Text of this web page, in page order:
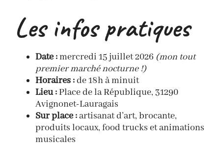
Les infos pratiques
Date :mercredi 15 juillet 2026 (mon tout
premier marché nocturne !)
Horaires :de 18h à minuit
Lieu :Place de la République, 31290
Avignonet-Lauragais
Sur place :artisanat d’art, brocante,
produits locaux, food trucks et animations
musicales